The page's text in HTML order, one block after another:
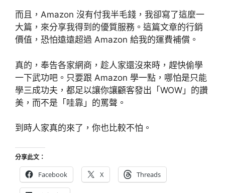
而且，Amazon 沒有付我半毛錢，我卻寫了這麼一
大篇，來分享我得到的優質服務。這篇文章的行銷
價值，恐怕遠遠超過 Amazon 給我的運費補償。
真的，奉告各家網商，趁人家還沒來時，趕快偷學
一下武功吧。只要跟 Amazon 學一點，哪怕是只能
學三成功夫，都足以讓你讓顧客發出「WOW」的讚
美，而不是「哇靠」的罵聲。
到時人家真的來了，你也比較不怕。
分享此文：
Facebook X Threads